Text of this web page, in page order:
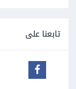
تابعنا على